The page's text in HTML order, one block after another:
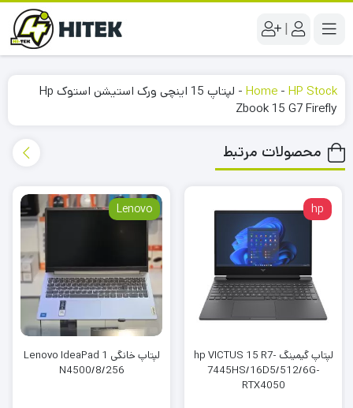
|
Home - HP Stock
-
لپتاپ 15 اینچی ورک استیشن استوک Hp
Zbook 15 G7 Firefly
محصولات مرتبط
hp
لپتاپ گیمینگ hp VICTUS 15 R7-
7445HS/16D5/512/6G-
RTX4050
Lenovo
لپتاپ خانگی Lenovo IdeaPad 1
N4500/8/256